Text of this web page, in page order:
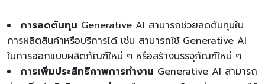
การลดต้นทุน Generative AI สามารถช่วยลดต้นทุนใน
การผลิตสินค้าหรือบริการได้ เช่น สามารถใช้ Generative AI
ในการออกแบบผลิตภัณฑ์ใหม่ ๆ หรือสร้างบรรจุภัณฑ์ใหม่ ๆ
การเพิ่มประสิทธิภาพการทำงาน Generative AI สามารถ